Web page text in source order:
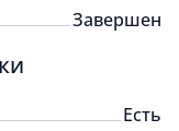
Завершен
Есть